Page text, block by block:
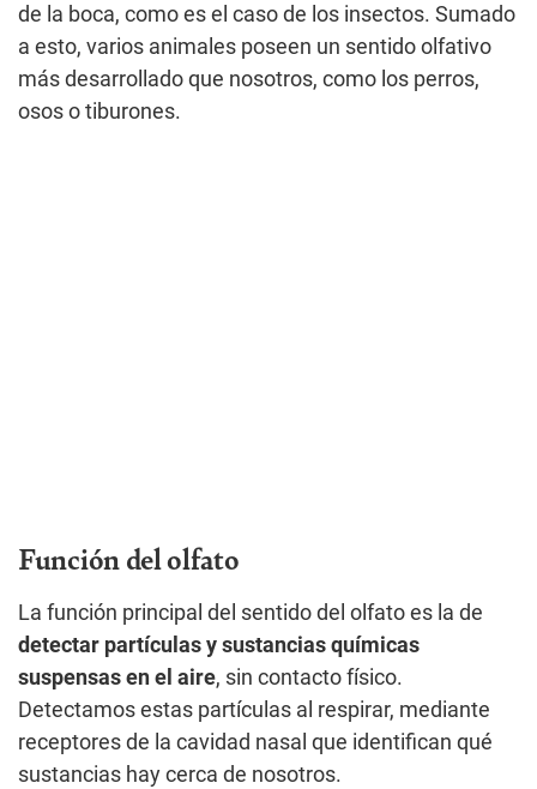
de la boca, como es el caso de los insectos. Sumado
a esto, varios animales poseen un sentido olfativo
más desarrollado que nosotros, como los perros,
osos o tiburones.
Función del olfato
La función principal del sentido del olfato es la de
detectar partículas y sustancias químicas
suspensas en el aire, sin contacto físico.
Detectamos estas partículas al respirar, mediante
receptores de la cavidad nasal que identifican qué
sustancias hay cerca de nosotros.